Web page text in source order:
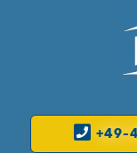
+49-